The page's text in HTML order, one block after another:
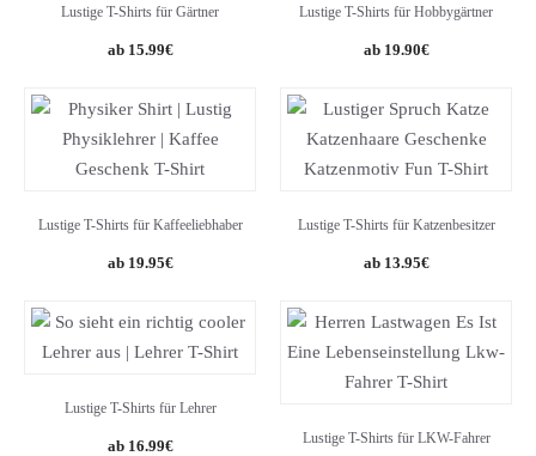
Lustige T-Shirts für Gärtner
15.99€
Lustige T-Shirts für Hobbygärtner
19.90€
Lustige T-Shirts für Kaffeeliebhaber
19.95€
Lustige T-Shirts für Katzenbesitzer
13.95€
Lustige T-Shirts für Lehrer
16.99€ Lustige T-Shirts für LKW-Fahrer